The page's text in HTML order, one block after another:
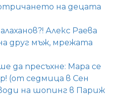
на децата
Алекс Раева
друг мъж, мрежата
да пресъхне: Мара се
(от седмица в Сен
на шопинг в Париж